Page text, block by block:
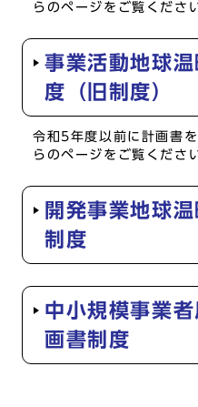
らのページをご覧くださ
事業活動地球
度（旧制度）
令和5年度以前に計画書
らのページをご覧くださ
開発事業地球
制度
中小規模事業
画書制度